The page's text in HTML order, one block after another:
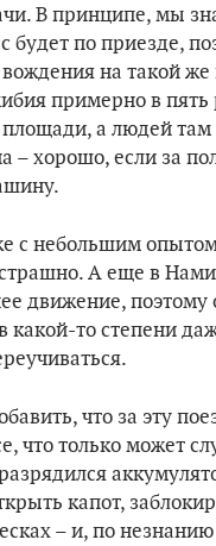
В принципе, мы
будет по приезде,
на такой
примерно в пять
а людей там
– хорошо, если за
с небольшим
А еще в
движение, поэтому
какой-то степени
что за эту
что только может
капот,
– и, по